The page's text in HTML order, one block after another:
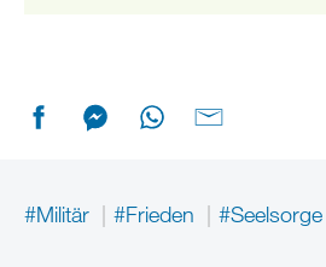
#Militär #Frieden #Seelsorge